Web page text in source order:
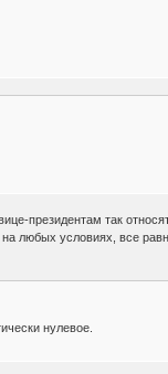
президентам так
любых условиях, все
нулевое.